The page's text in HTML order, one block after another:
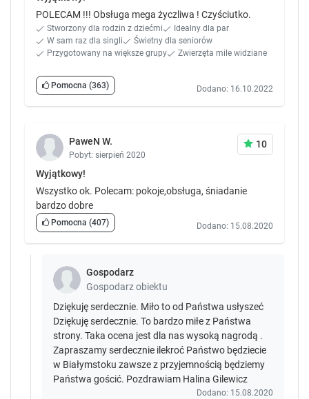
POLECAM !!! Obsługa mega życzliwa ! Czyściutko.
Stworzony dla rodzin z dziećmi
Idealny dla par
W sam raz dla singli
Świetny dla seniorów
Przygotowany na większe grupy
Zwierzęta mile widziane
Pomocna (363) Dodano: 16.10.2022
PaweN W.
Pobyt: sierpień 2020
10
Wyjątkowy!
Wszystko ok. Polecam: pokoje,obsługa, śniadanie
bardzo dobre
Pomocna (407) Dodano: 15.08.2020
Gospodarz
Gospodarz obiektu
Dziękuję serdecznie. Miło to od Państwa usłyszeć
Dziękuję serdecznie. To bardzo miłe z Państwa
strony. Taka ocena jest dla nas wysoką nagrodą .
Zapraszamy serdecznie ilekroć Państwo będziecie
w Białymstoku zawsze z przyjemnością będziemy
Państwa gościć. Pozdrawiam Halina Gilewicz
Dodano: 15.08.2020